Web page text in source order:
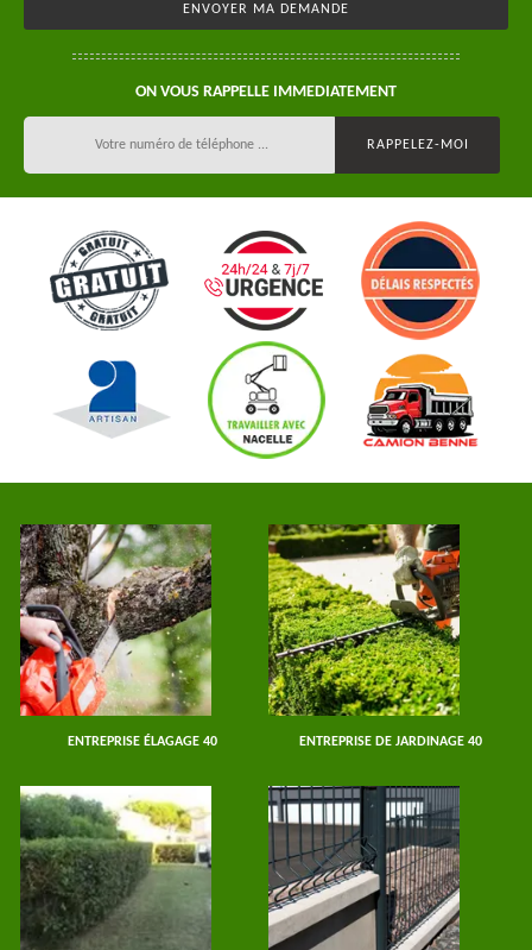
ON VOUS RAPPELLE IMMEDIATEMENT
ENTREPRISE ÉLAGAGE 40 ENTREPRISE DE JARDINAGE 40